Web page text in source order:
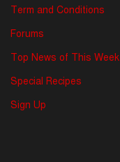
Term and Conditions
Forums
Top News of This Week
Special Recipes
Sign Up